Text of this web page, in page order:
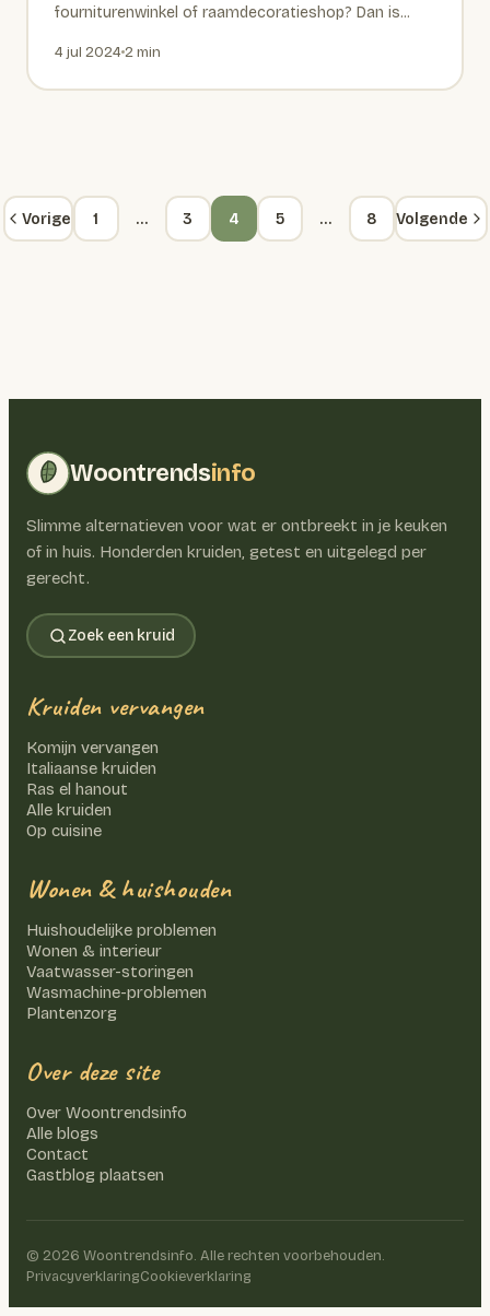
fourniturenwinkel of raamdecoratieshop? Dan is...
4 jul 2024 2 min
Vorige 1 … 3 4 5 … 8 Volgende
Woontrendsinfo
Slimme alternatieven voor wat er ontbreekt in je keuken
of in huis. Honderden kruiden, getest en uitgelegd per
gerecht.
Zoek een kruid
Kruiden vervangen
Komijn vervangen
Italiaanse kruiden
Ras el hanout
Alle kruiden
Op cuisine
Wonen & huishouden
Huishoudelijke problemen
Wonen & interieur
Vaatwasser-storingen
Wasmachine-problemen
Plantenzorg
Over deze site
Over Woontrendsinfo
Alle blogs
Contact
Gastblog plaatsen
© 2026 Woontrendsinfo. Alle rechten voorbehouden.
PrivacyverklaringCookieverklaring